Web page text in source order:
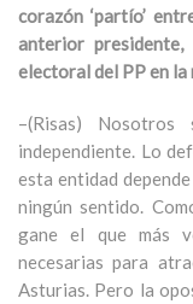
corazón ‘partío’
anterior
electoral del PP en la
–(Risas) Nosotros
independiente. Lo
esta entidad
ningún sentido.
gane el que más
necesarias para
Asturias. Pero la